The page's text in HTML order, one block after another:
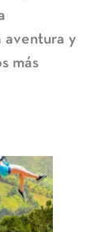
aventura y
más